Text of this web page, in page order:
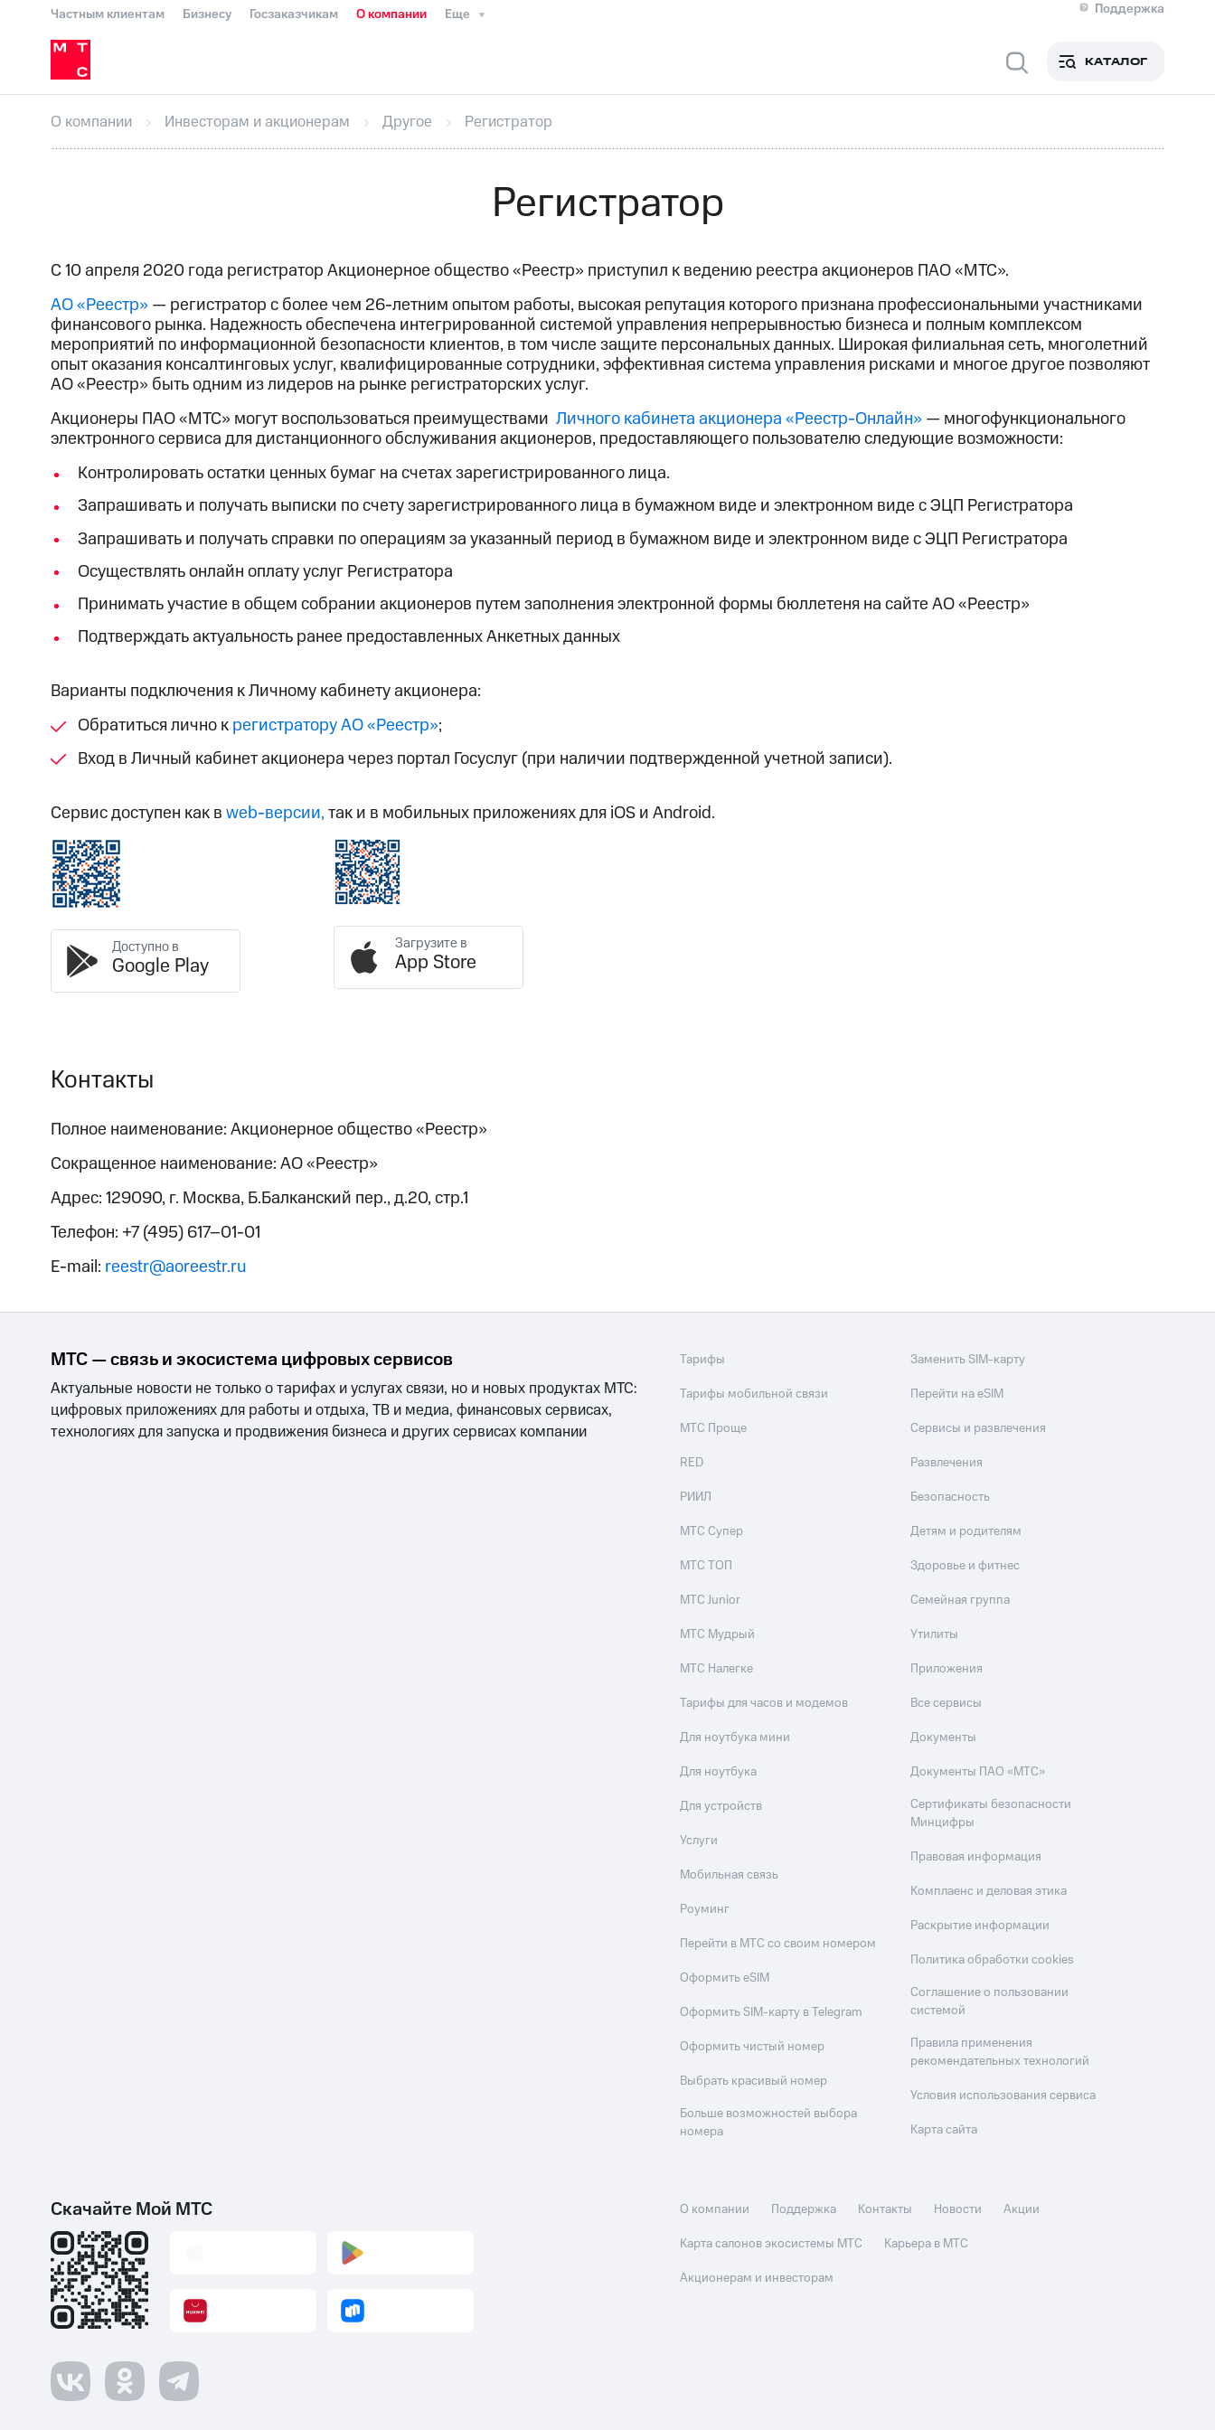
Частным клиентам Бизнесу Госзаказчикам О компании Еще
Поддержка
Медиа-центр
Инвесторам и акционерам
Устойчивое развитие
Комплаенс и деловая этика
Медиа-центр
Пресс-релизыМТС о технологияхДостиженияИнтервьюФинансовая отчетностьКонтактыНовости в регионе
Корпоративное управление Корпоративный секретарьРаскрытие информации
ПАО "МТС"Собрания акционеровЛичный кабинет акционераАкционерный капиталКонтроль и аудитРынок акций
Уведомление о погашении именных облигацийДругоеРегистратор
КАТАЛОГ
О компании Инвесторам и акционерам Другое Регистратор
Регистратор
С 10 апреля 2020 года регистратор Акционерное общество «Реестр» приступил к ведению реестра акционеров ПАО «МТС».
АО «Реестр» — регистратор с более чем 26-летнимопытом работы, высокая репутация которого признана профессиональными участниками
финансового рынка. Надежность обеспечена интегрированной системой управления непрерывностью бизнеса и полным комплексом
мероприятий по информационной безопасности клиентов, в том числе защите персональных данных. Широкая филиальная сеть, многолетний
опыт оказания консалтинговых услуг, квалифицированные сотрудники, эффективная система управления рисками и многое другое позволяют
АО «Реестр» быть одним из лидеров на рынке регистраторских услуг.
Акционеры ПАО «МТС» могут воспользоваться преимуществами Личного кабинета акционера «Реестр-Онлайн» — многофункционального
электронного сервиса для дистанционного обслуживания акционеров, предоставляющего пользователю следующие возможности:
Контролировать остатки ценных бумаг на счетах зарегистрированного лица.
Запрашивать и получать выписки по счету зарегистрированного лица в бумажном виде и электронном виде с ЭЦП Регистратора
Запрашивать и получать справки по операциям за указанный период в бумажном виде и электронном виде с ЭЦП Регистратора
Осуществлять онлайн оплату услуг Регистратора
Принимать участие в общем собрании акционеров путем заполнения электронной формы бюллетеня на сайте АО «Реестр»
Подтверждать актуальность ранее предоставленных Анкетных данных
Варианты подключения к Личному кабинету акционера:
Обратиться лично крегистратору АО «Реестр»;
Вход в Личный кабинет акционера через портал Госуслуг (при наличии подтвержденной учетной записи).
Сервис доступен как вweb-версии,так и в мобильных приложениях для iOS и Android.
Доступно в
Google Play
Загрузите в
App Store
Контакты
Полное наименование: Акционерное общество «Реестр»
Сокращенное наименование: АО «Реестр»
Адрес: 129090, г. Москва, Б.Балканский пер., д.20, стр.1
Телефон: +7 (495) 617–01-01
E-mail: reestr@aoreestr.ru
МТС — связь и экосистема цифровых сервисов
Актуальные новости не только о тарифах и услугах связи, но и новых продуктах МТС:
цифровых приложениях для работы и отдыха, ТВ и медиа, финансовых сервисах,
технологиях для запуска и продвижения бизнеса и других сервисах компании
Тарифы
Тарифы мобильной связи
МТС Проще
RED
РИИЛ
МТС Супер
МТС ТОП
МТС Junior
МТС Мудрый
МТС Налегке
Тарифы для часов и модемов
Для ноутбука мини
Для ноутбука
Для устройств
Услуги
Мобильная связь
Роуминг
Перейти в МТС со своим номером
Оформить eSIM
Оформить SIM-карту в Telegram
Оформить чистый номер
Выбрать красивый номер
Больше возможностей выбора
номера
Заменить SIM-карту
Перейти на eSIM
Сервисы и развлечения
Развлечения
Безопасность
Детям и родителям
Здоровье и фитнес
Семейная группа
Утилиты
Приложения
Все сервисы
Документы
Документы ПАО «МТС»
Сертификаты безопасности
Минцифры
Правовая информация
Комплаенс и деловая этика
Раскрытие информации
Политика обработки cookies
Соглашение о пользовании
системой
Правила применения
рекомендательных технологий
Условия использования сервиса
Карта сайта
Скачайте Мой МТС О компании Поддержка Контакты Новости
Акции
Карта салонов экосистемы МТС
Карьера в МТС
Акционерам и инвесторам